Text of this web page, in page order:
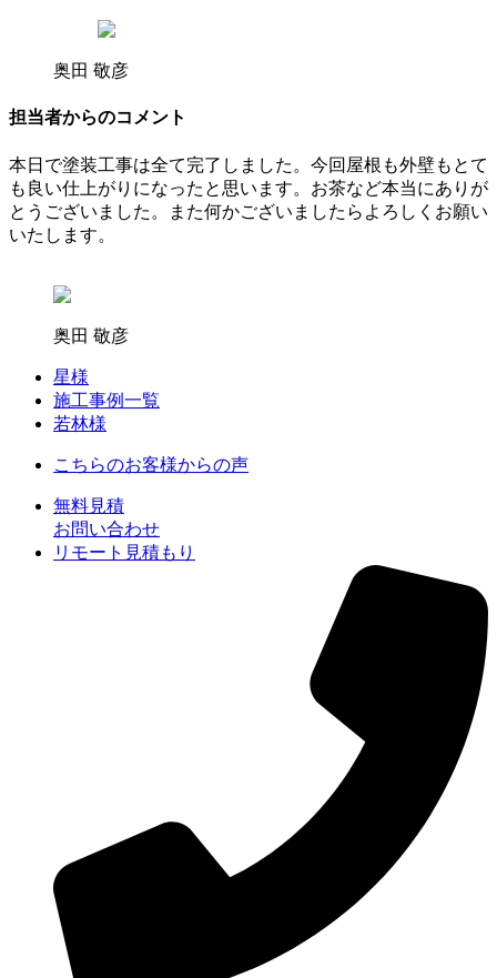
奥田 敬彦
担当者からのコメント
本日で塗装工事は全て完了しました。今回屋根も外壁もとて
も良い仕上がりになったと思います。お茶など本当にありが
とうございました。また何かございましたらよろしくお願い
いたします。
奥田 敬彦
星様
施工事例一覧
若林様
こちらのお客様からの声
無料見積
お問い合わせ
リモート見積もり